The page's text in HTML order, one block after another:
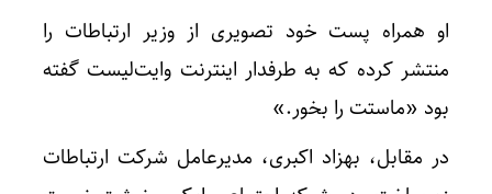
او همراه پست خود تصویری از وزیر ارتباطات را
منتشر کرده که به طرفدار اینترنت وایت‌لیست گفته
بود «ماستت را بخور.»
در مقابل، بهزاد اکبری، مدیرعامل شرکت ارتباطات